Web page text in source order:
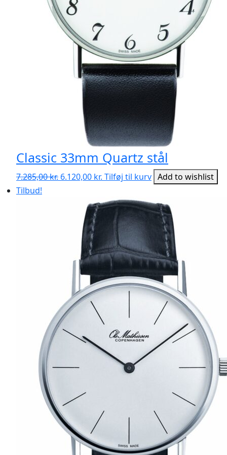
Classic 33mm Quartz stål
7.285,00kr. Den
7.285,00 kr..
6.120,00 kr. Den
pris
er:
6.120,00 kr..
Tilføj til kurv Add to wishlist
Tilbud!